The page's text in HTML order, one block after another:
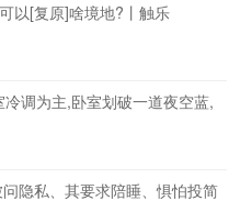
以[复原]啥境地?丨触乐
调为主,卧室划破一道夜空蓝,
隐私、其要求陪睡、惧怕投简